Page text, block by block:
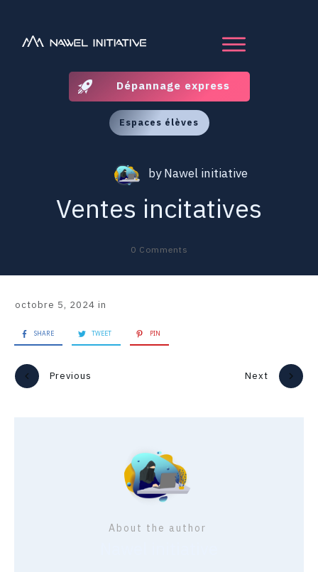
Dépannage express
Espaces élèves
byNawel initiative
Ventes incitatives
0 Comments
octobre 5, 2024 in
SHARE TWEET PIN
Previous Next
About the author